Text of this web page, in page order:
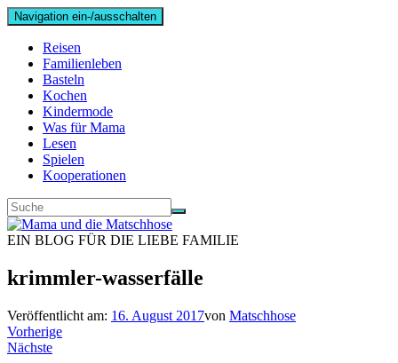
Navigation ein-/ausschalten
Reisen
Familienleben
Basteln
Kochen
Kindermode
Was für Mama
Lesen
Spielen
Kooperationen
EIN BLOG FÜR DIE LIEBE FAMILIE
krimmler-wasserfälle
Veröffentlicht am: 16. August 2017von Matschhose
Vorherige
Nächste